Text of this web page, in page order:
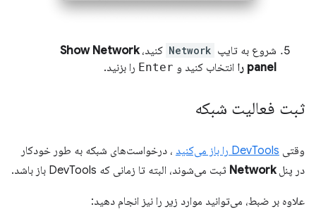
شروع به تایپ Network کنید،Show Network
panel را
انتخاب کنید و Enter را بزنید.
ثبت فعالیت شبکه
وقتی DevTools را باز می‌کنید
، درخواست‌های شبکه به طور خودکار
در پنلNetwork ثبت می‌شوند، البته تا زمانی که DevTools باز باشد.
علاوه بر ضبط، می‌توانید موارد زیر را نیز انجام دهید: